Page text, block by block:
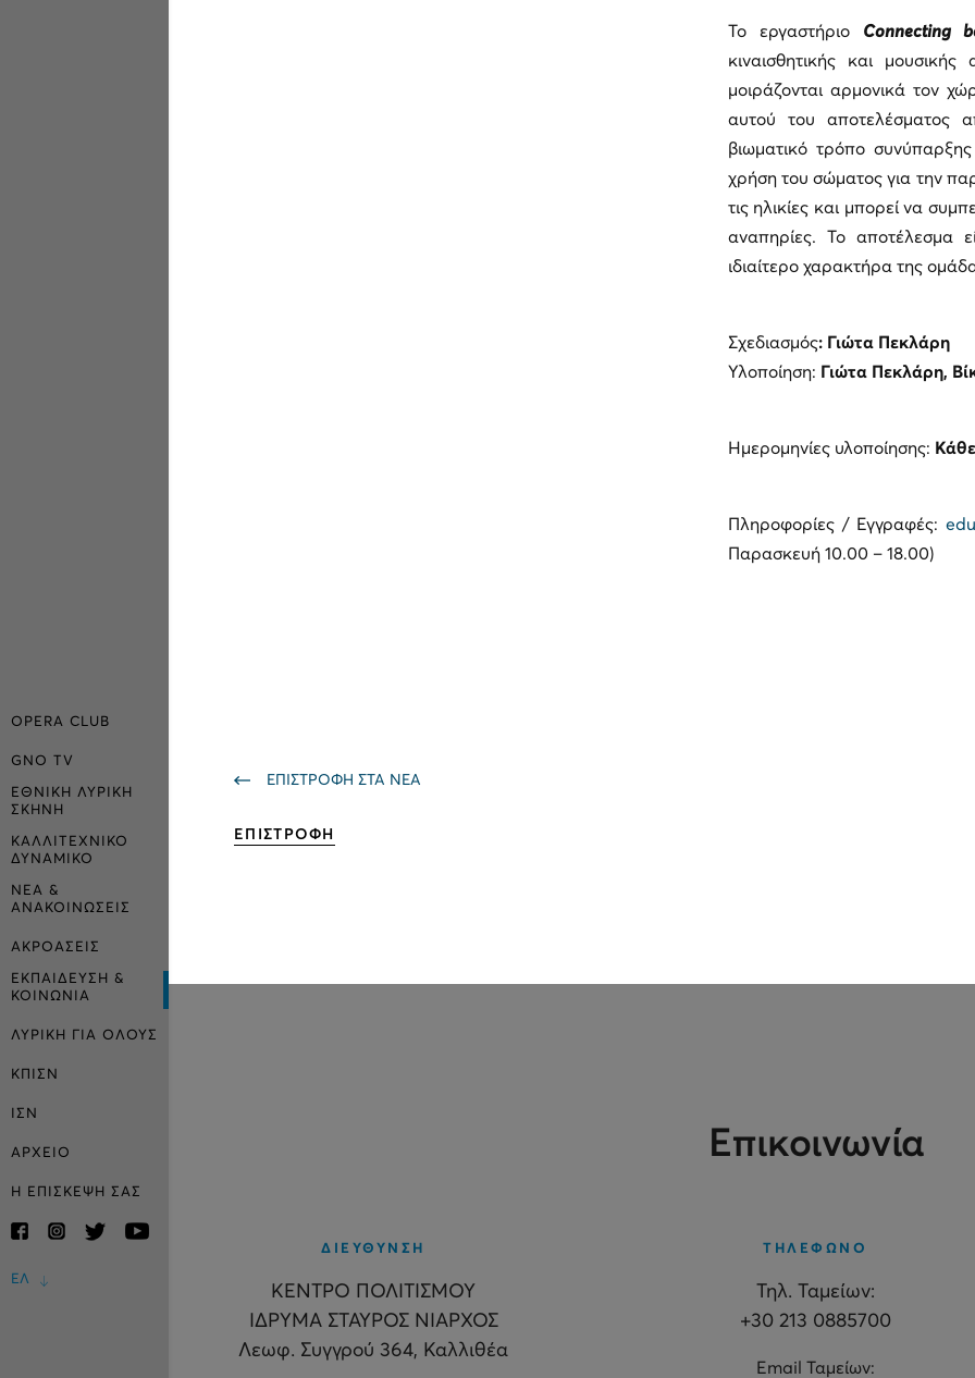
OPERA CLUB
GNO TV
ΕΘΝΙΚΗ ΛΥΡΙΚΗ
ΣΚΗΝΗ
ΚΑΛΛΙΤΕΧΝΙΚΟ
ΔΥΝΑΜΙΚΟ
ΝΕΑ &
ΑΝΑΚΟΙΝΩΣΕΙΣ
ΑΚΡΟΑΣΕΙΣ
ΕΚΠΑΙΔΕΥΣΗ &
ΚΟΙΝΩΝΙΑ
ΛΥΡΙΚΗ ΓΙΑ ΟΛΟΥΣ
ΚΠΙΣΝ
ΙΣΝ
ΑΡΧΕΙΟ
Η ΕΠΙΣΚΕΨΗ ΣΑΣ
ΕΛ
Το εργαστήριο Connecting
κιναισθητικής και
μοιράζονται αρμονικά τον
αυτού του αποτελέσματος
βιωματικό τρόπο συνύπαρξης
χρήση του σώματος για την
τις ηλικίες και μπορεί να
αναπηρίες. Το αποτέλεσμα
ιδιαίτερο χαρακτήρα της
Σχεδιασμός: Γιώτα Πεκλάρη
Υλοποίηση: Γιώτα Πεκλάρη,
Ημερομηνίες υλοποίησης:
Πληροφορίες / Εγγραφές:
Παρασκευή 10.00 – 18.00)
ΕΠΙΣΤΡΟΦΗ ΣΤΑ ΝΕΑ
ΕΠΙΣΤΡΟΦΗ
Επικοινωνία
ΔΙΕΥΘΥΝΣΗ
ΚΕΝΤΡΟ ΠΟΛΙΤΙΣΜΟΥ
ΙΔΡΥΜΑ ΣΤΑΥΡΟΣ ΝΙΑΡΧΟΣ
Λεωφ. Συγγρού 364, Καλλιθέα
ΤΗΛΕΦΩΝΟ
Τηλ. Ταμείων:
+30 213 0885700
Εmail Ταμείων: